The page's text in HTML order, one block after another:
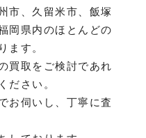
市、久留米市、飯塚
岡県内のほとんどの
ます。
買取をご検討であれ
ださい。
お伺いし、丁寧に査